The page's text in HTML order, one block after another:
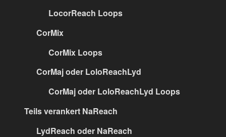
LocorReach Loops
CorMix
CorMix Loops
CorMaj oder LoloReachLyd
CorMaj oder LoloReachLyd Loops
Teils verankert NaReach
LydReach oder NaReach